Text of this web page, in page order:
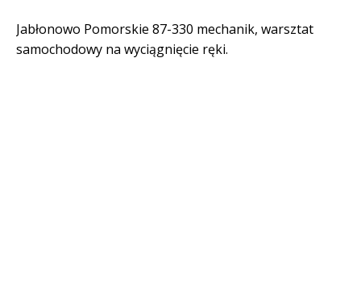
Jabłonowo Pomorskie 87-330 mechanik, warsztat
samochodowy na wyciągnięcie ręki.